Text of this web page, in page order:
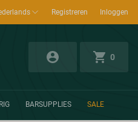
Registreren Inloggen
0
BARSUPPLIES SALE